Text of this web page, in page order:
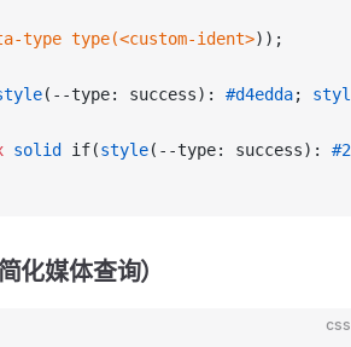
type type(<custom-ident>));
(--type: success): #d4edda;
solid if(style(--type: success):
化媒体查询）
css